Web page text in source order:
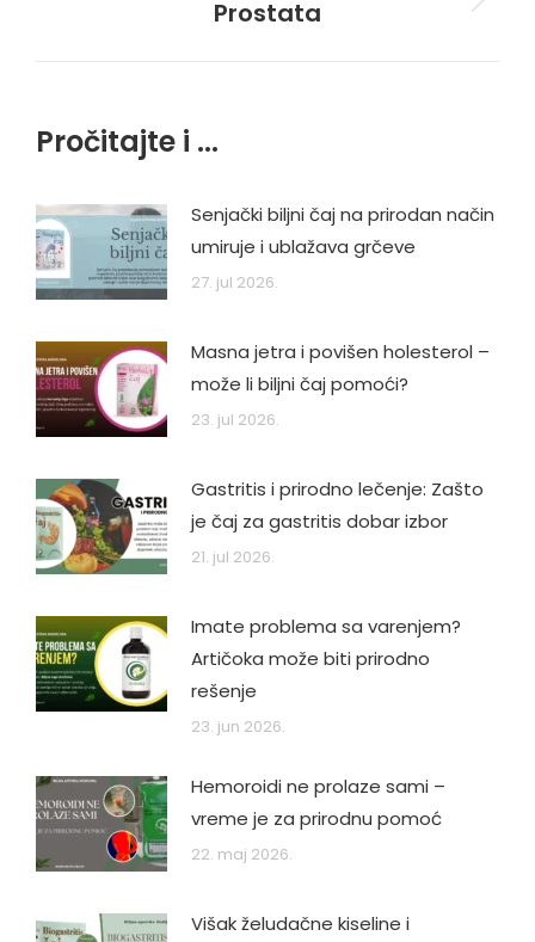
Next
Prostata
Pročitajte i ...
Senjački biljni čaj na prirodan način
umiruje i ublažava grčeve
27. jul 2026.
Masna jetra i povišen holesterol –
može li biljni čaj pomoći?
23. jul 2026.
Gastritis i prirodno lečenje: Zašto
je čaj za gastritis dobar izbor
21. jul 2026.
Imate problema sa varenjem?
Artičoka može biti prirodno
rešenje
23. jun 2026.
Hemoroidi ne prolaze sami –
vreme je za prirodnu pomoć
22. maj 2026.
Višak želudačne kiseline i